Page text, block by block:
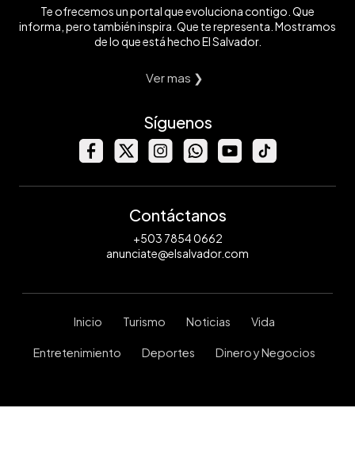
Te ofrecemos un portal que evoluciona contigo. Que
informa, pero también inspira. Que te representa. Mostramos
de lo que está hecho El Salvador.
Ver mas ❯
Síguenos
Contáctanos
+503 7854 0662
anunciate@elsalvador.com
Inicio Turismo Noticias Vida
Entretenimiento Deportes Dinero y Negocios